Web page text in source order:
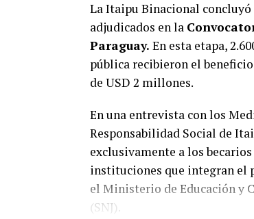
La Itaipu Binacional
adjudicados en la
Paraguay. En esta etapa,
pública recibieron el
de USD 2 millones.
En una entrevista con los
Responsabilidad Social de
exclusivamente a los
instituciones que integran el
el Ministerio de Educación y
(SNJ).